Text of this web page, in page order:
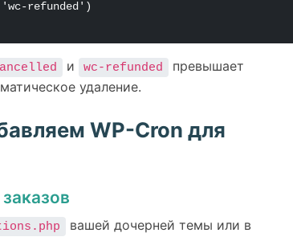
и wc-refunded
превышает
удаление.
WP-Cron для
вашей дочерней темы или в